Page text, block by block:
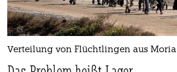
Verteilung von Flüchtlingen aus Moria